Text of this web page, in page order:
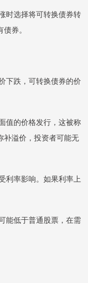
时选择将可转换债券转
券。
下跌，可转换债券的价
值的价格发行，这被称
补溢价，投资者可能无
利率影响。如果利率上
能低于普通股票，在需